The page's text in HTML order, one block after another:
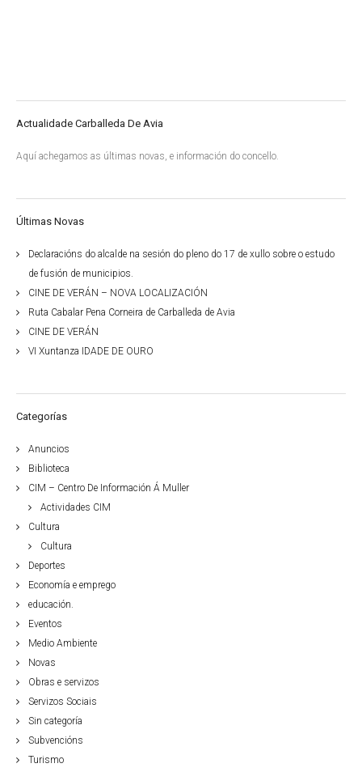
Actualidade Carballeda De Avia
Aquí achegamos as últimas novas, e información do concello.
Últimas Novas
Declaracións do alcalde na sesión do pleno do 17 de xullo sobre o estudo
de fusión de municipios.
CINE DE VERÁN – NOVA LOCALIZACIÓN
Ruta Cabalar Pena Corneira de Carballeda de Avia
CINE DE VERÁN
VI Xuntanza IDADE DE OURO
Categorías
Anuncios
Biblioteca
CIM – Centro De Información Á Muller
Actividades CIM
Cultura
Cultura
Deportes
Economía e emprego
educación.
Eventos
Medio Ambiente
Novas
Obras e servizos
Servizos Sociais
Sin categoría
Subvencións
Turismo